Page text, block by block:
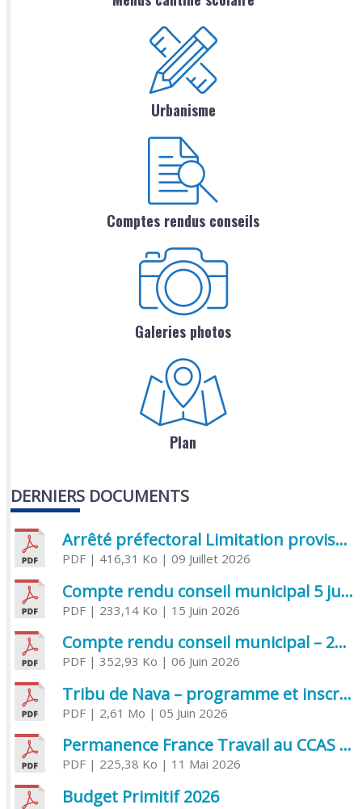
Urbanisme
Comptes rendus conseils
Galeries photos
Plan
DERNIERS DOCUMENTS
Arrêté préfectoral Limitation provisoire des usages de l’eau
PDF| 416,31 Ko | 09 Juillet 2026
Compte rendu conseil municipal 5 juin 2026 sénatoriale
PDF| 233,14 Ko | 15 Juin 2026
Compte rendu conseil municipal – 21 avril 2026
PDF| 352,93 Ko | 06 Juin 2026
Tribu de Nava – programme et inscriptions été 2026
PDF| 2,61 Mo | 05 Juin 2026
Permanence France Travail au CCAS de Saujon Juin 2026
PDF| 225,38 Ko | 11 Mai 2026
Budget Primitif 2026